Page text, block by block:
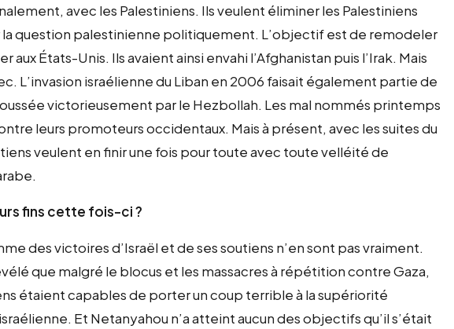
avec les Palestiniens. Ils veulent éliminer les Palestiniens
question palestinienne politiquement. L’objectif est de remodeler
États-Unis. Ils avaient ainsi envahi l’Afghanistan puis l’Irak. Mais
L’invasion israélienne du Liban en 2006 faisait également partie de
victorieusement par le Hezbollah. Les mal nommés printemps
leurs promoteurs occidentaux. Mais à présent, avec les suites du
veulent en finir une fois pour toute avec toute velléité de
fins cette fois-ci ?
des victoires d’Israël et de ses soutiens n’en sont pas vraiment.
que malgré le blocus et les massacres à répétition contre Gaza,
étaient capables de porter un coup terrible à la supériorité
Et Netanyahou n’a atteint aucun des objectifs qu’il s’était